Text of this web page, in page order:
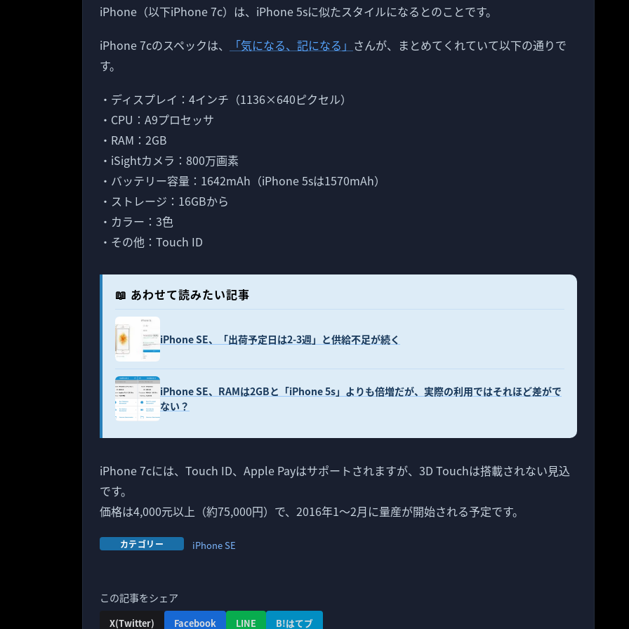
iPhone（以下iPhone 7c）は、iPhone 5sに似たスタイルになるとのことです。
iPhone 7cのスペックは、 「気になる、記になる」 さんが、まとめてくれていて以下の通りで
す。
・ディスプレイ：4インチ（1136×640ピクセル）
・CPU：A9プロセッサ
・RAM：2GB
・iSightカメラ：800万画素
・バッテリー容量：1642mAh（iPhone 5sは1570mAh）
・ストレージ：16GBから
・カラー：3色
・その他：Touch ID
📖 あわせて読みたい記事
iPhone SE、「出荷予定日は2-3週」と供給不足が続く
iPhone SE、RAMは2GBと「iPhone 5s」よりも倍増だが、実際の利用ではそれほど差がで
ない？
iPhone 7cには、Touch ID、Apple Payはサポートされますが、3D Touchは搭載されない見込
です。
価格は4,000元以上（約75,000円）で、2016年1～2月に量産が開始される予定です。
カテゴリー iPhone SE
この記事をシェア
X(Twitter) Facebook LINE B!はてブ